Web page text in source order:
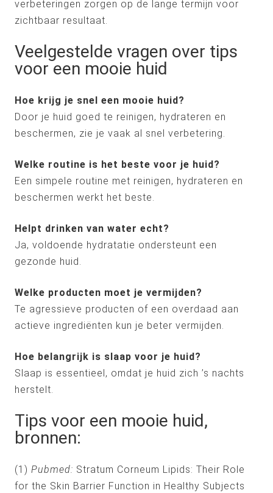
verbeteringen zorgen op de lange termijn voor
zichtbaar resultaat.
Veelgestelde vragen over tips
voor een mooie huid
Hoe krijg je snel een mooie huid?
Door je huid goed te reinigen, hydrateren en
beschermen, zie je vaak al snel verbetering.
Welke routine is het beste voor je huid?
Een simpele routine met reinigen, hydrateren en
beschermen werkt het beste.
Helpt drinken van water echt?
Ja, voldoende hydratatie ondersteunt een
gezonde huid.
Welke producten moet je vermijden?
Te agressieve producten of een overdaad aan
actieve ingrediënten kun je beter vermijden.
Hoe belangrijk is slaap voor je huid?
Slaap is essentieel, omdat je huid zich ’s nachts
herstelt.
Tips voor een mooie huid,
bronnen:
(1) Pubmed: Stratum Corneum Lipids: Their Role
for the Skin Barrier Function in Healthy Subjects